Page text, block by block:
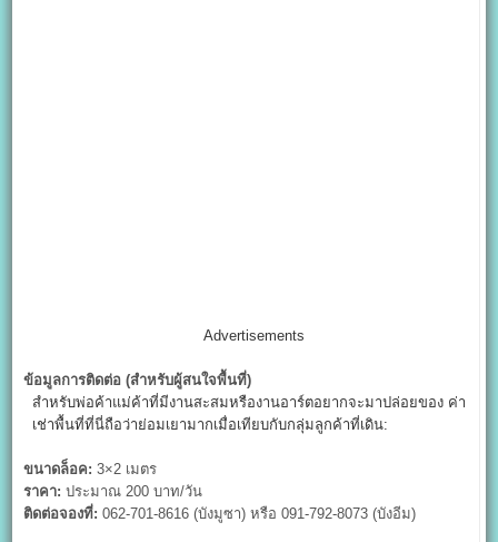
Advertisements
ข้อมูลการติดต่อ (สำหรับผู้สนใจพื้นที่)
สำหรับพ่อค้าแม่ค้าที่มีงานสะสมหรืองานอาร์ตอยากจะมาปล่อยของ ค่า
เช่าพื้นที่ที่นี่ถือว่าย่อมเยามากเมื่อเทียบกับกลุ่มลูกค้าที่เดิน:
ขนาดล็อค: 3×2 เมตร
ราคา: ประมาณ 200 บาท/วัน
ติดต่อจองที่: 062-701-8616 (บังมูซา) หรือ 091-792-8073 (บังอีม)